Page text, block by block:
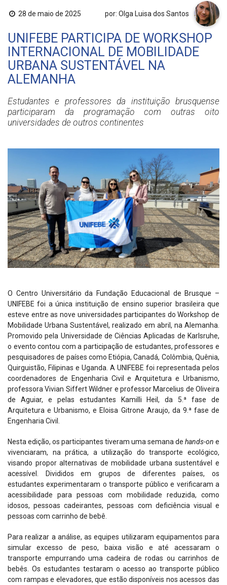
28 de maio de 2025 por: Olga Luisa dos Santos
UNIFEBE PARTICIPA DE WORKSHOP
INTERNACIONAL DE MOBILIDADE
URBANA SUSTENTÁVEL NA
ALEMANHA
Estudantes e professores da instituição brusquense
participaram da programação com outras oito
universidades de outros continentes
O Centro Universitário da Fundação Educacional de Brusque –
UNIFEBE foi a única instituição de ensino superior brasileira que
esteve entre as nove universidades participantes do Workshop de
Mobilidade Urbana Sustentável, realizado em abril, na Alemanha.
Promovido pela Universidade de Ciências Aplicadas de Karlsruhe,
o evento contou com a participação de estudantes, professores e
pesquisadores de países como Etiópia, Canadá, Colômbia, Quênia,
Quirguistão, Filipinas e Uganda. A UNIFEBE foi representada pelos
coordenadores de Engenharia Civil e Arquitetura e Urbanismo,
professora Vivian Siffert Wildner e professor Marcelius de Oliveira
de Aguiar, e pelas estudantes Kamilli Heil, da 5.ª fase de
Arquitetura e Urbanismo, e Eloisa Gitrone Araujo, da 9.ª fase de
Engenharia Civil.
Nesta edição, os participantes tiveram uma semana de hands-on e
vivenciaram, na prática, a utilização do transporte ecológico,
visando propor alternativas de mobilidade urbana sustentável e
acessível. Divididos em grupos de diferentes países, os
estudantes experimentaram o transporte público e verificaram a
acessibilidade para pessoas com mobilidade reduzida, como
idosos, pessoas cadeirantes, pessoas com deficiência visual e
pessoas com carrinho de bebê.
Para realizar a análise, as equipes utilizaram equipamentos para
simular excesso de peso, baixa visão e até acessaram o
transporte empurrando uma cadeira de rodas ou carrinhos de
bebês. Os estudantes testaram o acesso ao transporte público
com rampas e elevadores, que estão disponíveis nos acessos das